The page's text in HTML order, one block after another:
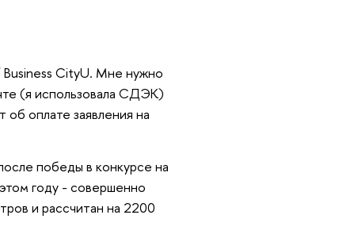
CityU. Мне нужно
(я использовала СДЭК)
оплате заявления на
победы в конкурсе на
году - совершенно
и рассчитан на 2200